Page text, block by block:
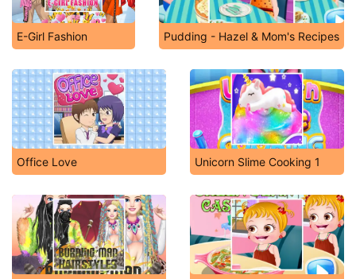
E-Girl Fashion Pudding - Hazel & Mom's Recipes
Office Love Unicorn Slime Cooking 1